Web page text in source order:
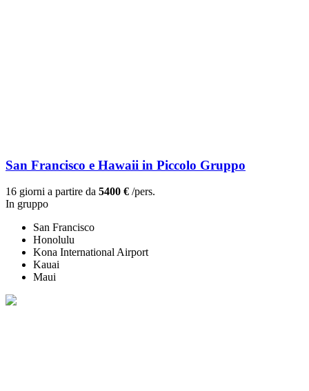
San Francisco e Hawaii in Piccolo Gruppo
16 giorni a partire da 5400 € /pers.
In gruppo
San Francisco
Honolulu
Kona International Airport
Kauai
Maui